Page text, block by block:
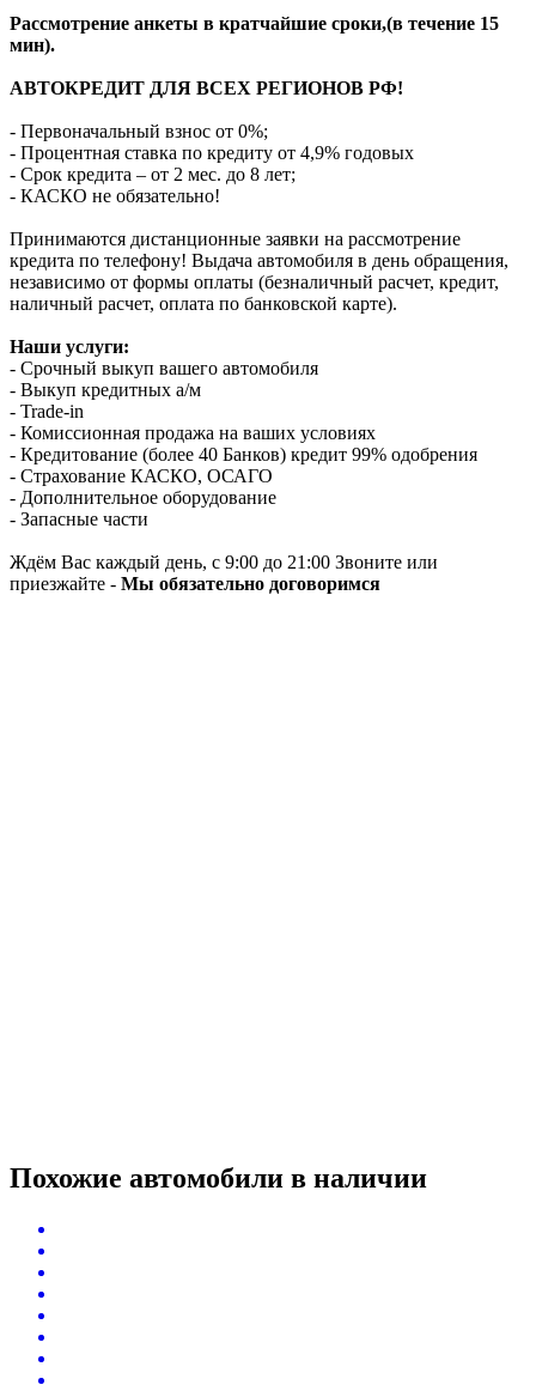
Рассмотрение анкеты в кратчайшие сроки,(в течение 15
мин).
АВТОКРЕДИТ ДЛЯ ВСЕХ РЕГИОНОВ РФ!
- Первоначальный взнос от 0%;
- Процентная ставка по кредиту от 4,9% годовых
- Срок кредита – от 2 мес. до 8 лет;
- КАСКО не обязательно!
Принимаются дистанционные заявки на рассмотрение
кредита по телефону! Выдача автомобиля в день обращения,
независимо от формы оплаты (безналичный расчет, кредит,
наличный расчет, оплата по банковской карте).
Наши услуги:
- Срочный выкуп вашего автомобиля
- Выкуп кредитных а/м
- Trade-in
- Комиссионная продажа на ваших условиях
- Кредитование (более 40 Банков) кредит 99% одобрения
- Страхование КАСКО, ОСАГО
- Дополнительное оборудование
- Запасные части
Ждём Вас каждый день, с 9:00 до 21:00 Звоните или
приезжайте - Мы обязательно договоримся
Похожие автомобили в наличии